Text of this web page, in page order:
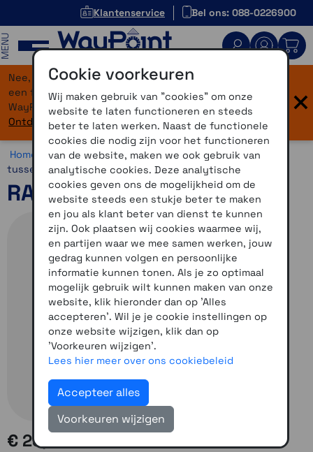
Klantenservice Bel ons: 088-0226900
Nee, je bent niet verdwaald! Onze website heeft
een flinke upgrade gekregen. Dezelfde vertrouwde
WayPoint-service, maar dan in een modern jasje.
Ontdek hier wat er allemaal nieuw is.
×
Home >Motor >Montage >RAM Mounts >Knijpers en
tussenstukken
RAM flexibele arm 6 inch
€ 25,00
Cookie voorkeuren
Wij maken gebruik van "cookies" om onze
website te laten functioneren en steeds
beter te laten werken. Naast de functionele
cookies die nodig zijn voor het functioneren
van de website, maken we ook gebruik van
analytische cookies. Deze analytische
cookies geven ons de mogelijkheid om de
website steeds een stukje beter te maken
en jou als klant beter van dienst te kunnen
zijn. Ook plaatsen wij cookies waarmee wij,
en partijen waar we mee samen werken, jouw
gedrag kunnen volgen en persoonlijke
informatie kunnen tonen. Als je zo optimaal
mogelijk gebruik wilt kunnen maken van onze
website, klik hieronder dan op 'Alles
accepteren'. Wil je je cookie instellingen op
onze website wijzigen, klik dan op
'Voorkeuren wijzigen'.
Lees hier meer over ons cookiebeleid
Accepteer alles
Voorkeuren wijzigen